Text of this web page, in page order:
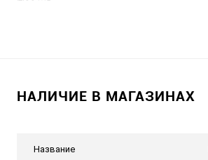
НАЛИЧИЕ В МАГАЗИНАХ
Название